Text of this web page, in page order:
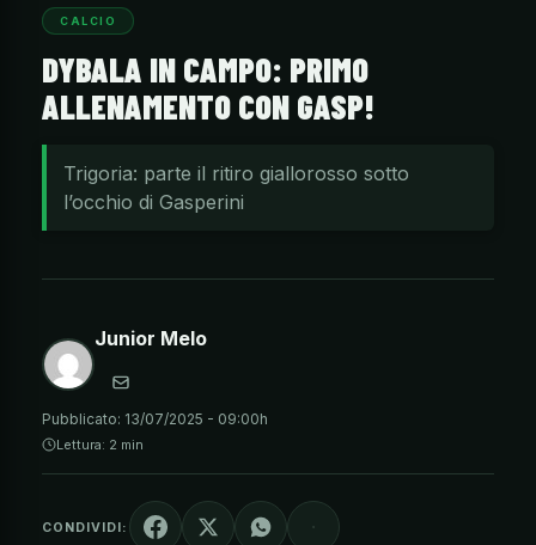
CALCIO
DYBALA IN CAMPO: PRIMO
ALLENAMENTO CON GASP!
Trigoria: parte il ritiro giallorosso sotto
l’occhio di Gasperini
Junior Melo
Pubblicato: 13/07/2025 - 09:00h
Lettura: 2 min
CONDIVIDI: